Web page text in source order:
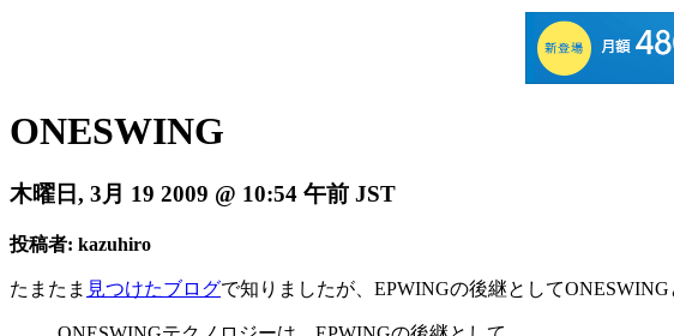
ONESWING
木曜日, 3月 19 2009 @ 10:54 午前 JST
投稿者: kazuhiro
たまたま 見つけたブログで知りましたが、EPWINGの後継としてONESWING